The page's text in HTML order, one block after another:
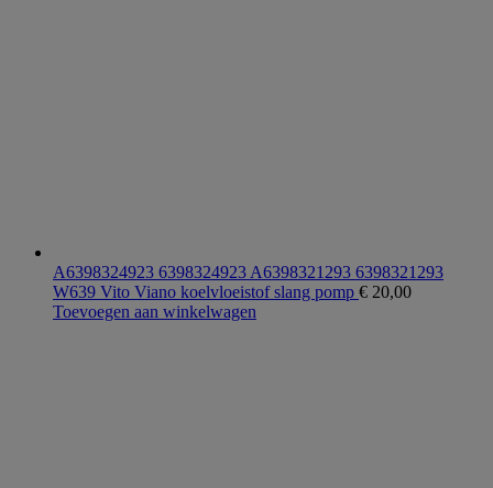
A6398324923 6398324923 A6398321293 6398321293
W639 Vito Viano koelvloeistof slang pomp € 20,00
Toevoegen aan winkelwagen